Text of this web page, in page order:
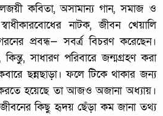
কবিতা, অসামান্য গান, সমাজ ও
নাটক, জীবন খেয়ালি
প্রবন্ধ— সবর্ত্র বিচরণ করেছেন।
সাধারণ পরিবারে জন্মগ্রহণ করা
ছন্নছাড়া। ফলে টিকে থাকার জন্য
হয়েছে তা আজও অজানা অধ্যায়।
কিছু হৃদয় ছেঁড়া কম জানা তথ্য